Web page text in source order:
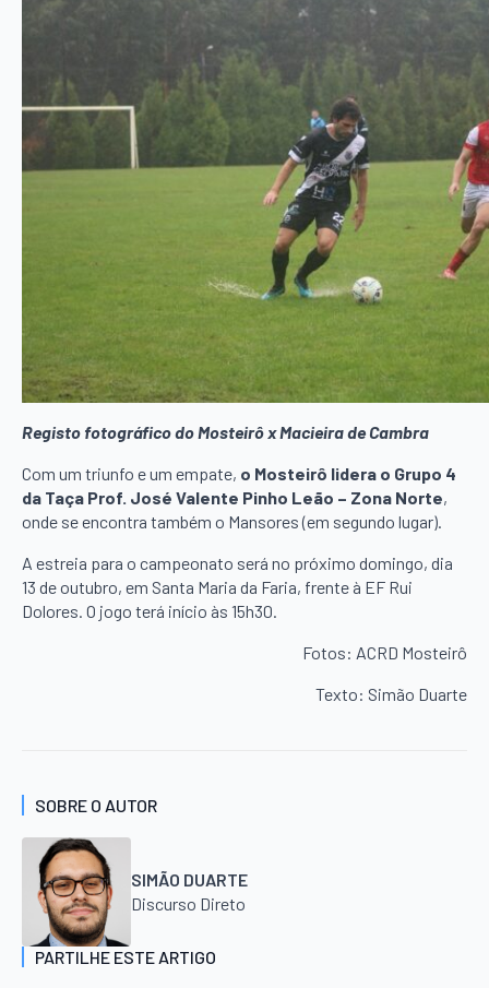
Registo fotográfico do Mosteirô x Macieira de Cambra
Com um triunfo e um empate, o Mosteirô lidera o Grupo 4
da Taça Prof. José Valente Pinho Leão – Zona Norte,
onde se encontra também o Mansores (em segundo lugar).
A estreia para o campeonato será no próximo domingo, dia
13 de outubro, em Santa Maria da Faria, frente à EF Rui
Dolores. O jogo terá início às 15h30.
Fotos: ACRD Mosteirô
Texto: Simão Duarte
SOBRE O AUTOR
SIMÃO DUARTE
Discurso Direto
PARTILHE ESTE ARTIGO